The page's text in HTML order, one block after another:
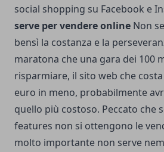
social shopping su Facebook e
serve per vendere online Non
bensì la costanza e la
maratona che una gara dei 100
risparmiare, il sito web che
euro in meno, probabilmente
quello più costoso. Peccato che
features non si ottengono le
molto importante non serve